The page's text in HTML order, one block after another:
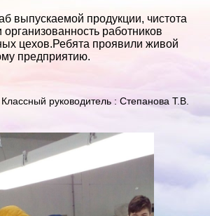
выпускаемой продукции, чистота
работников
цехов.Ребята проявили живой
предприятию.
Классный руководитель : Степанова Т.В.